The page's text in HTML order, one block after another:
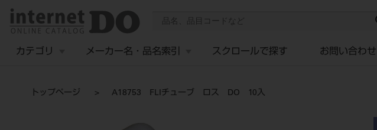
カテゴリ メーカー名・品名索引 スクロールで探す お問い合わせ
トップページ A18753 FLIチューブ ロス DO 10入